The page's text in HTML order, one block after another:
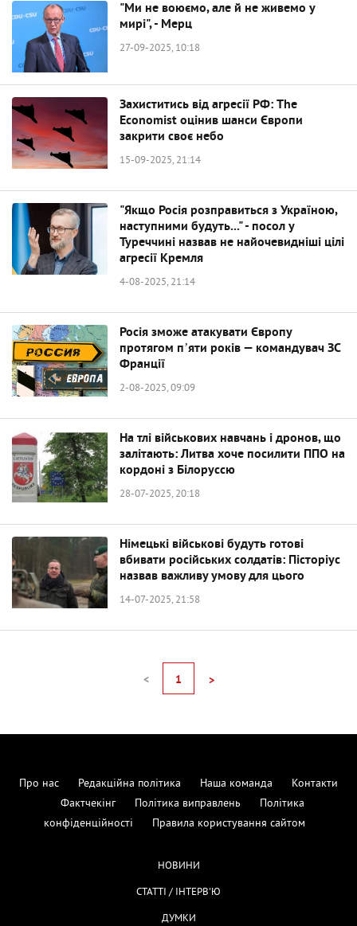
"Ми не воюємо, але й не живемо у
мирі", - Мерц
27-09-2025, 10:18
Захиститись від агресії РФ: The
Economist оцінив шанси Європи
закрити своє небо
15-09-2025, 21:14
"Якщо Росія розправиться з Україною,
наступними будуть..." - посол у
Туреччині назвав не найочевидніші цілі
агресії Кремля
4-08-2025, 21:14
Росія зможе атакувати Європу
протягом пʼяти років — командувач ЗС
Франції
2-08-2025, 09:09
На тлі військових навчань і дронов, що
залітають: Литва хоче посилити ППО на
кордоні з Білоруссю
28-07-2025, 20:18
Німецькі військові будуть готові
вбивати російських солдатів: Пісторіус
назвав важливу умову для цього
14-07-2025, 21:58
< 1 >
Про нас Редакційна політика Наша команда
Контакти
Фактчекінг
Політика виправлень
Політика
конфіденційності
Правила користування сайтом
НОВИНИ
СТАТТІ / ІНТЕРВ'Ю
ДУМКИ